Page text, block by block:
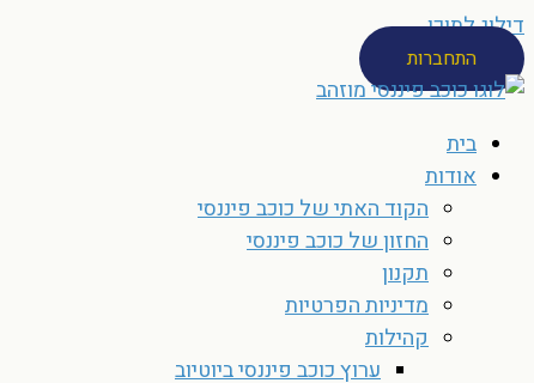
דילוג לתוכן
התחברות
בית
אודות
הקוד האתי של כוכב פיננסי
החזון של כוכב פיננסי
תקנון
מדיניות הפרטיות
קהילות
ערוץ כוכב פיננסי ביוטיוב